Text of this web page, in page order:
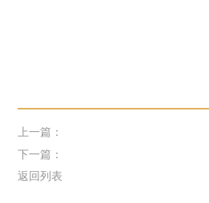
上一篇：
下一篇：
返回列表